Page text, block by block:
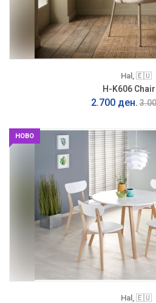
Hal, 🇪🇺
H-K606 Chair
2.700 ден.
НОВО
Hal, 🇪🇺